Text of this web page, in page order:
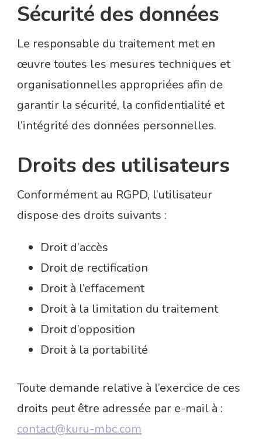
Sécurité des données
Le responsable du traitement met en
œuvre toutes les mesures techniques et
organisationnelles appropriées afin de
garantir la sécurité, la confidentialité et
l’intégrité des données personnelles.
Droits des utilisateurs
Conformément au RGPD, l’utilisateur
dispose des droits suivants :
Droit d’accès
Droit de rectification
Droit à l’effacement
Droit à la limitation du traitement
Droit d’opposition
Droit à la portabilité
Toute demande relative à l’exercice de ces
droits peut être adressée par e-mail à :
contact@kuru-mbc.com